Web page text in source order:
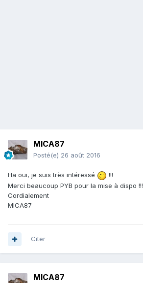
MICA87
Posté(e) 26 août 2016
Ha oui, je suis très intéressé
!!!
Merci beaucoup PYB pour la mise à dispo !!!
Cordialement
MICA87
Citer
MICA87